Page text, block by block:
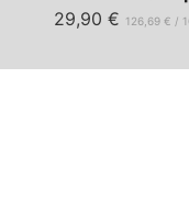
29,90 € 126,69 € /